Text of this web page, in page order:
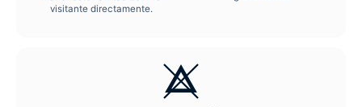
visitante directamente.